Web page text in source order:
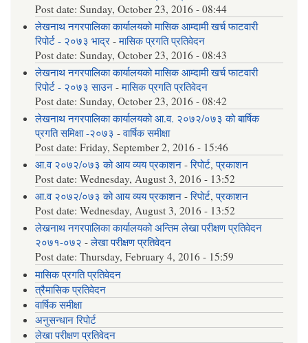
Post date:Sunday, October 23, 2016 - 08:44
लेखनाथ नगरपालिका कार्यालयको मासिक आम्दामी खर्च फाटवारी
रिपोर्ट - २०७३ भाद्र-मासिक प्रगति प्रतिवेदन
Post date:Sunday, October 23, 2016 - 08:43
लेखनाथ नगरपालिका कार्यालयको मासिक आम्दामी खर्च फाटवारी
रिपोर्ट - २०७३ साउन-मासिक प्रगति प्रतिवेदन
Post date:Sunday, October 23, 2016 - 08:42
लेखनाथ नगरपालिका कार्यालयको आ.व. २०७२/०७३ को बार्षिक
प्रगति समिक्षा -२०७३-वार्षिक समीक्षा
Post date:Friday, September 2, 2016 - 15:46
आ.व २०७२/०७३ को आय व्यय प्रकाशन-रिपोर्ट,प्रकाशन
Post date:Wednesday, August 3, 2016 - 13:52
आ.व २०७२/०७३ को आय व्यय प्रकाशन-रिपोर्ट,प्रकाशन
Post date:Wednesday, August 3, 2016 - 13:52
लेखनाथ नगरपालिका कार्यालयको अन्तिम लेखा परीक्षण प्रतिवेदन
२०७१-०७२ -लेखा परीक्षण प्रतिवेदन
Post date:Thursday, February 4, 2016 - 15:59
मासिक प्रगति प्रतिवेदन
त्रैमासिक प्रतिवेदन
वार्षिक समीक्षा
अनुसन्धान रिपोर्ट
लेखा परीक्षण प्रतिवेदन